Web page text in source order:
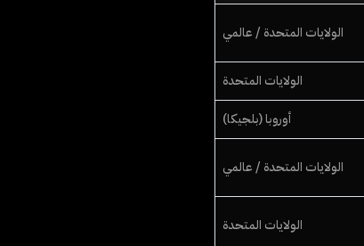
الولايات المتحدة / عالمي
الولايات المتحدة
أوروبا (بلجيكا)
الولايات المتحدة / عالمي
الولايات المتحدة